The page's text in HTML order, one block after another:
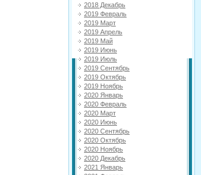
2018 Декабрь
2019 Февраль
2019 Март
2019 Апрель
2019 Май
2019 Июнь
2019 Июль
2019 Сентябрь
2019 Октябрь
2019 Ноябрь
2020 Январь
2020 Февраль
2020 Март
2020 Июнь
2020 Сентябрь
2020 Октябрь
2020 Ноябрь
2020 Декабрь
2021 Январь